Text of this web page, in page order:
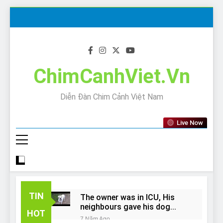
ChimCanhViet.Vn
Diễn Đàn Chim Cảnh Việt Nam
Live Now
TIN
HOT
The owner was in ICU, His
neighbours gave his dog
away!
7 Năm Ago